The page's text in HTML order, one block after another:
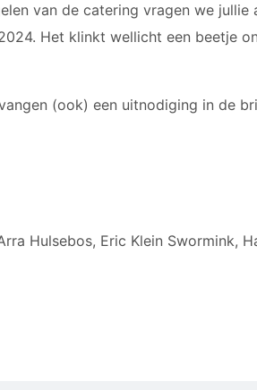
van de catering vragen we
Het klinkt wellicht een beetje
(ook) een uitnodiging in de
Hulsebos, Eric Klein Swormink,